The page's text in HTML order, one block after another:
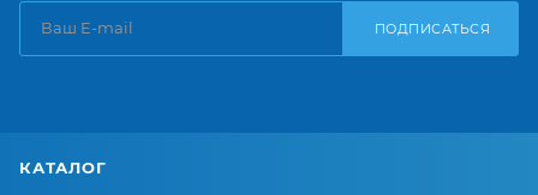
ПОДПИСАТЬСЯ
КАТАЛОГ